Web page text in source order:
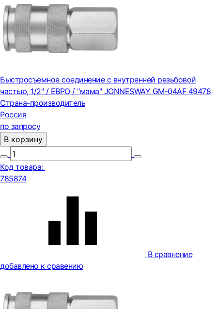
Быстросъемное соединение с внутренней резьбовой
частью, 1/2" / ЕВРО / "мама" JONNESWAY GM-04AF 49478
Страна-производитель
Россия
по запросу
В корзину
Код товара:
785874
В сравнение
добавлено к сравению